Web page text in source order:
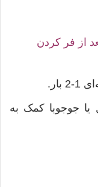
از فر کردن
یا جوجوبا کمک به